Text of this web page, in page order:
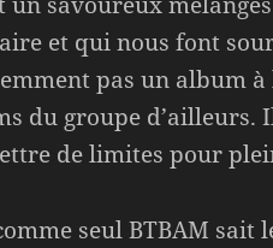
et qui nous font
pas un album
du groupe
de limites pour
seul BTBAM sait